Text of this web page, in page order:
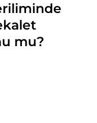
mu?